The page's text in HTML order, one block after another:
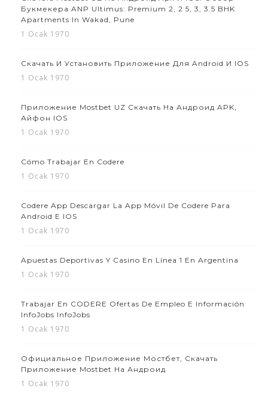
Букмекера ANP Ultimus: Premium 2, 2 5, 3, 3.5 BHK
Apartments In Wakad, Pune
1 Ocak 1970
Скачать И Установить Приложение Для Android И IOS
1 Ocak 1970
Приложение Mostbet UZ Скачать На Андроид APK,
Айфон IOS
1 Ocak 1970
Cómo Trabajar En Codere
1 Ocak 1970
Codere App Descargar La App Móvil De Codere Para
Android E IOS
1 Ocak 1970
Apuestas Deportivas Y Casino En Línea 1 En Argentina
1 Ocak 1970
Trabajar En CODERE Ofertas De Empleo E Información
InfoJobs InfoJobs
1 Ocak 1970
Официальное Приложение Мостбет, Скачать
Приложение Mostbet На Андроид
1 Ocak 1970